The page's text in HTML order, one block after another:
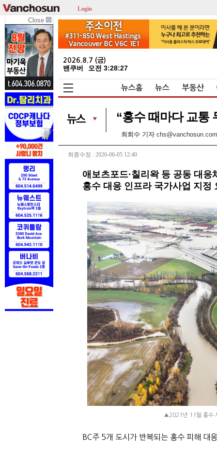
Login
Close
2026.8.7 (금)
밴쿠버 오전 3:28:28
뉴스홈 뉴스 부동산
“홍수 때마다 교통
최희수 기자 chs@vanchosun.com
최종수정 : 2026-06-05 12:40
애보츠포드·칠리왁 등 공동 대응
홍수 대응 인프라 국가사업 지정
▲2021년 11월 홍수
BC주 5개 도시가 반복되는 홍수 피해 대